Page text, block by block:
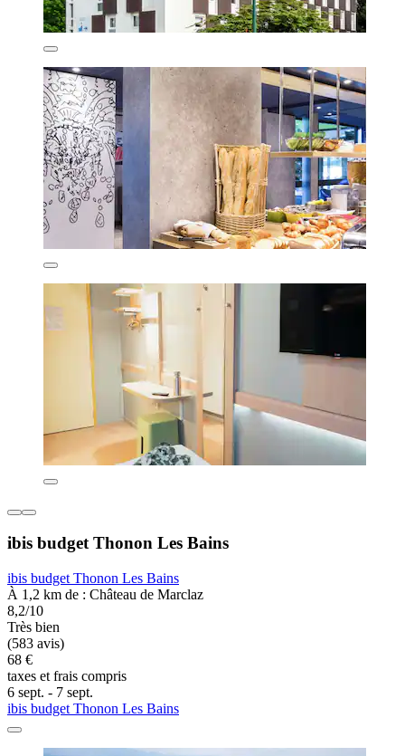
ibis budget Thonon Les Bains
ibis budget Thonon Les Bains
À 1,2 km de : Château de Marclaz
8,2/10
Très bien
(583 avis)
68 €
taxes et frais compris
6 sept. - 7 sept.
ibis budget Thonon Les Bains